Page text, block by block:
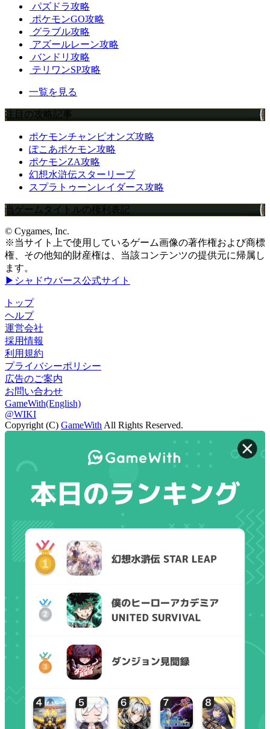
パズドラ攻略
ポケモンGO攻略
グラブル攻略
アズールレーン攻略
バンドリ攻略
テリワンSP攻略
一覧を見る
注目の攻略記事
ポケモンチャンピオンズ攻略
ぽこあポケモン攻略
ポケモンZA攻略
幻想水滸伝スターリープ
スプラトゥーンレイダース攻略
当ゲームタイトルの権利表記
© Cygames, Inc.
※当サイト上で使用しているゲーム画像の著作権および商標
権、その他知的財産権は、当該コンテンツの提供元に帰属し
ます。
▶シャドウバース公式サイト
トップ
ヘルプ
運営会社
採用情報
利用規約
プライバシーポリシー
広告のご案内
お問い合わせ
GameWith(English)
@WIKI
Copyright (C) GameWith All Rights Reserved.